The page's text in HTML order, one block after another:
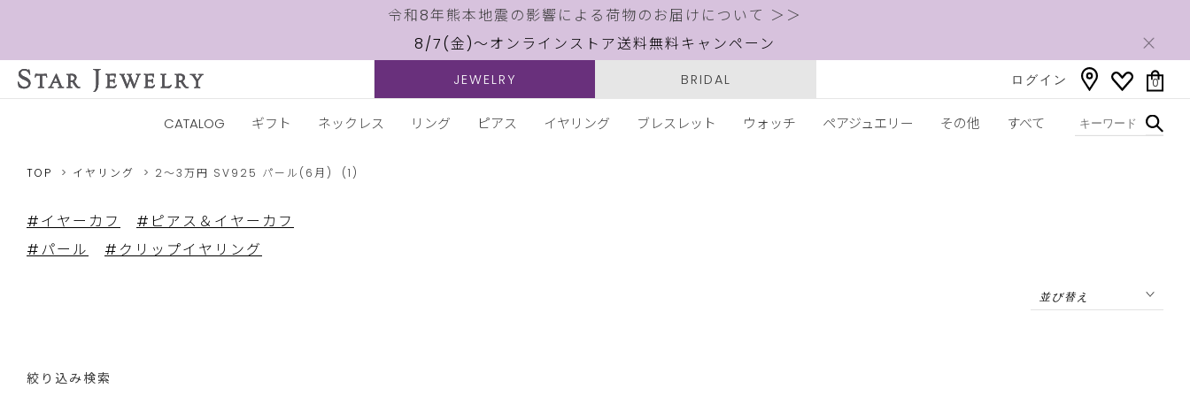
令和8年熊本地震の影響による荷物のお届けについて ＞＞
8/7(金)～オンラインストア送料無料キャンペーン
JEWELRY BRIDAL ログイン 0
CATALOG ギフト ネックレス リング ピアス イヤリング ブレスレット ウォッチ ペアジュエリー その他 すべて
TOP イヤリング 2～3万円 SV925 パール(6月) (1)
#イヤーカフ
#ピアス＆イヤーカフ
#パール
#クリップイヤリング
絞り込み検索